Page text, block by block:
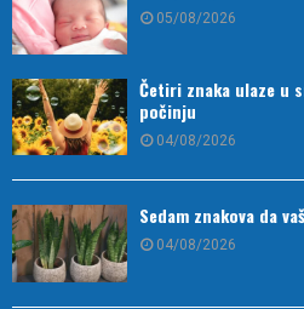
05/08/2026
Četiri znaka ulaze u
počinju
04/08/2026
Sedam znakova da
04/08/2026